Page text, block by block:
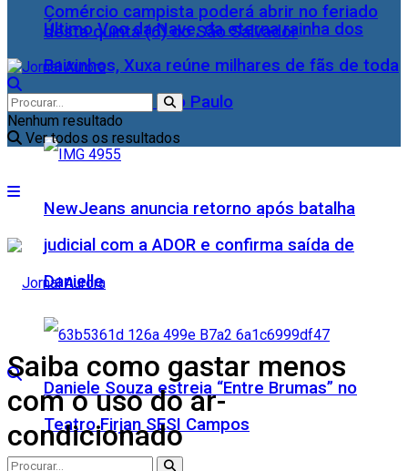
Último Voo da Nave, da eterna rainha dos
Baixinhos, Xuxa reúne milhares de fãs de toda
as idades, em São Paulo
NewJeans anuncia retorno após batalha
judicial com a ADOR e confirma saída de
Danielle
Daniele Souza estreia “Entre Brumas” no
Teatro Firjan SESI Campos
Comércio campista poderá abrir no feriado
desta quinta (6) do São Salvador
Nenhum resultado
Ver todos os resultados
Saiba como gastar menos
com o uso do ar-
condicionado